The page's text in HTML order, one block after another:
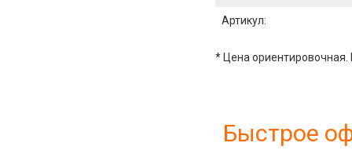
Артикул:
* Цена ориентировочная.
Быстрое